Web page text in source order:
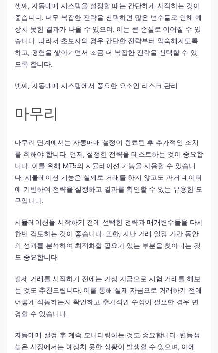
셋째, 자동매매 시스템을 설정할 때는 간단하게 시작하는 것이
좋습니다. 너무 복잡한 전략을 선택하면 많은 변수들로 인해 예
상치 못한 결과가 나올 수 있으며, 이는 큰 손실로 이어질 수 있
습니다. 따라서 초보자의 경우 간단한 전략부터 익숙해지도록
하고, 경험을 쌓아가면서 조금 더 복잡한 전략을 선택할 수 있
도록 합니다.
넷째, 자동매매 시스템에서 중요한 요소인 리스크 관리
마무리
마무리 단계에서는 자동매매 설정이 완료된 후 추가적인 조치
를 취해야 합니다. 먼저, 설정한 전략을 테스트하는 것이 중요합
니다. 이를 위해 MT5의 시뮬레이션 기능을 사용할 수 있습니
다. 시뮬레이션 기능은 실제로 거래를 하지 않고도 과거 데이터
에 기반하여 전략을 실행하고 결과를 확인할 수 있는 유용한 도
구입니다.
시뮬레이션을 시작하기 전에 선택한 전략과 매개변수들을 다시
한번 검토하는 것이 좋습니다. 또한, 지난 거래 일정 기간 동안
의 성과를 분석하여 최적화할 필요가 있는 부분을 찾아내는 것
도 중요합니다.
실제 거래를 시작하기 전에는 가상 자금으로 시험 거래를 해보
는 것도 추천드립니다. 이를 통해 실제 자금으로 거래하기 전에
어떻게 작동하는지 확인하고 추가적인 수정이 필요한 경우 변
경할 수 있습니다.
자동매매 설정 후 계속 모니터링하는 것도 중요합니다. 변동성
높은 시장에서는 예상치 못한 상황이 발생할 수 있으며, 이에